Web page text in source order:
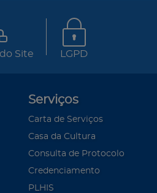
Site LGPD
Serviços
Carta de Serviços
Casa da Cultura
Consulta de Protocolo
Credenciamento
PLHIS